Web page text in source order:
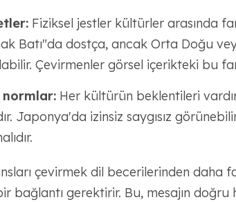
Fiziksel jestler kültürler arasında
Batı"da dostça, ancak Orta Doğu
Çevirmenler görsel içerikteki bu
Her kültürün beklentileri
Japonya'da izinsiz saygısız
çevirmek dil becerilerinden daha
bağlantı gerektirir. Bu, mesajın doğru